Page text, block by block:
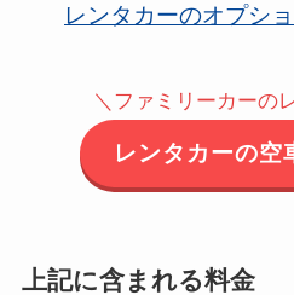
レンタカーのオプシ
＼ファミリーカーの
レンタカーの空
上記に含まれる料金